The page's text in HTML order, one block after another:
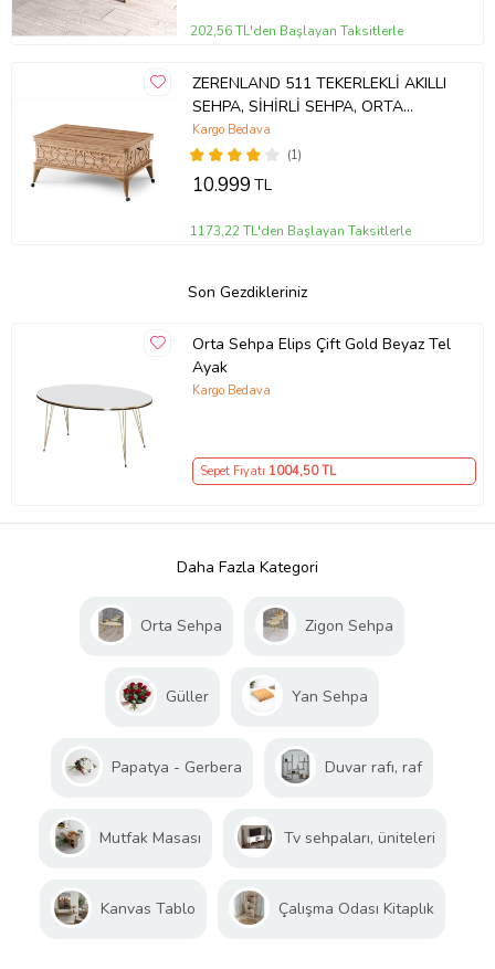
202,56 TL'den Başlayan Taksitlerle
ZERENLAND 511 TEKERLEKLİ AKILLI
SEHPA, SİHİRLİ SEHPA, ORTA
SEHPA, LAPTOP MASASI
(1)
Kargo Bedava
10.999TL
1173,22 TL'den Başlayan Taksitlerle
Son Gezdikleriniz
Orta Sehpa Elips Çift Gold Beyaz Tel
Ayak
Kargo Bedava
Sepet Fiyatı 1004,50 TL
Daha Fazla Kategori
Orta Sehpa Zigon Sehpa
Güller Yan Sehpa
Papatya - Gerbera Duvar rafı, raf
Mutfak Masası Tv sehpaları, üniteleri
Kanvas Tablo Çalışma Odası Kitaplık